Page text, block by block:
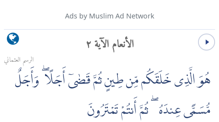
Ads by Muslim Ad Network
الأنعام الآية ٢
الرسم العثماني
هُوَ الَّذِى خَلَقَكُم مِّن طِينٍ ثُمَّ قَضٰىٓ أَجَلًا ۖ وَأَجَلٌ
مُّسَمًّى عِندَهُۥ ۖ ثُمَّ أَنتُمْ تَمْتَرُونَ